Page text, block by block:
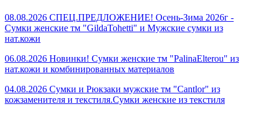
08.08.2026 СПЕЦ.ПРЕДЛОЖЕНИЕ! Осень-Зима 2026г -
Сумки женские тм "GildaTohetti" и Мужские сумки из
нат.кожи
06.08.2026 Новинки! Сумки женские тм "PalinaElterou" из
нат.кожи и комбинированных материалов
04.08.2026 Сумки и Рюкзаки мужские тм "Cantlor" из
кожзаменителя и текстиля.Сумки женские из текстиля